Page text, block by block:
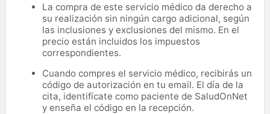
La compra de este servicio médico da derecho a
su realización sin ningún cargo adicional, según
las inclusiones y exclusiones del mismo. En el
precio están incluidos los impuestos
correspondientes.
Cuando compres el servicio médico, recibirás un
código de autorización en tu email. El día de la
cita, identifícate como paciente de SaludOnNet
y enseña el código en la recepción.